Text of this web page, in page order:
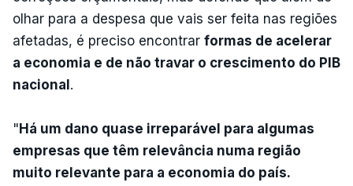
olhar para a despesa que vais ser feita nas regiões
afetadas, é preciso encontrar formas de acelerar
a economia e de não travar o crescimento do PIB
nacional .
" Há um dano quase irreparável para algumas
empresas que têm relevância numa região
muito relevante para a economia do país.